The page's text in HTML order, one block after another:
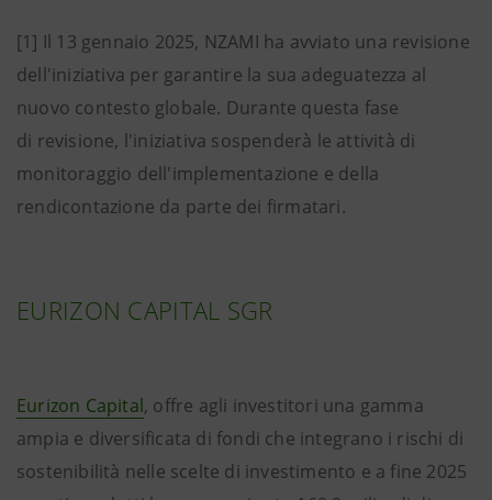
[1] Il 13 gennaio 2025, NZAMI ha avviato una revisione
dell'iniziativa per garantire la sua adeguatezza al
nuovo contesto globale. Durante questa fase
di revisione, l'iniziativa sospenderà le attività di
monitoraggio dell'implementazione e della
rendicontazione da parte dei firmatari.
EURIZON CAPITAL SGR
Eurizon Capital, offre agli investitori una gamma
ampia e diversificata di fondi che integrano i rischi di
sostenibilità nelle scelte di investimento e a fine 2025